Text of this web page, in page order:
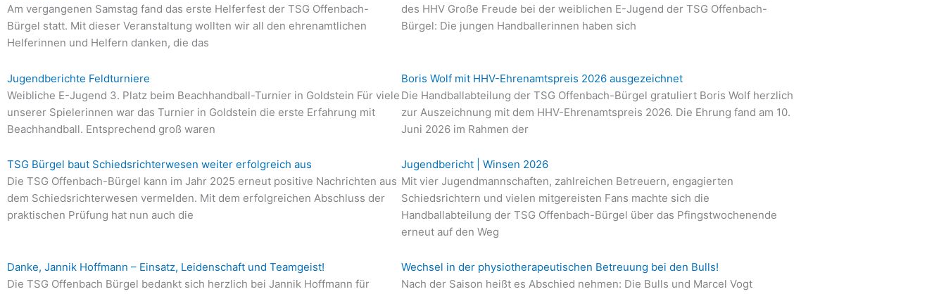
Am vergangenen Samstag fand das erste Helferfest der TSG Offenbach-
Bürgel statt. Mit dieser Veranstaltung wollten wir all den ehrenamtlichen
Helferinnen und Helfern danken, die das
des HHV Große Freude bei der weiblichen E-Jugend der TSG Offenbach-
Bürgel: Die jungen Handballerinnen haben sich
Jugendberichte Feldturniere
Weibliche E-Jugend 3. Platz beim Beachhandball-Turnier in Goldstein Für viele
unserer Spielerinnen war das Turnier in Goldstein die erste Erfahrung mit
Beachhandball. Entsprechend groß waren
Boris Wolf mit HHV-Ehrenamtspreis 2026 ausgezeichnet
Die Handballabteilung der TSG Offenbach-Bürgel gratuliert Boris Wolf herzlich
zur Auszeichnung mit dem HHV-Ehrenamtspreis 2026. Die Ehrung fand am 10.
Juni 2026 im Rahmen der
TSG Bürgel baut Schiedsrichterwesen weiter erfolgreich aus
Die TSG Offenbach-Bürgel kann im Jahr 2025 erneut positive Nachrichten aus
dem Schiedsrichterwesen vermelden. Mit dem erfolgreichen Abschluss der
praktischen Prüfung hat nun auch die
Jugendbericht | Winsen 2026
Mit vier Jugendmannschaften, zahlreichen Betreuern, engagierten
Schiedsrichtern und vielen mitgereisten Fans machte sich die
Handballabteilung der TSG Offenbach-Bürgel über das Pfingstwochenende
erneut auf den Weg
Danke, Jannik Hoffmann – Einsatz, Leidenschaft und Teamgeist!
Die TSG Offenbach Bürgel bedankt sich herzlich bei Jannik Hoffmann für
Wechsel in der physiotherapeutischen Betreuung bei den Bulls!
Nach der Saison heißt es Abschied nehmen: Die Bulls und Marcel Vogt